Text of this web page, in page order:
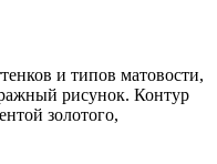
и типов матовости,
рисунок. Контур
золотого,